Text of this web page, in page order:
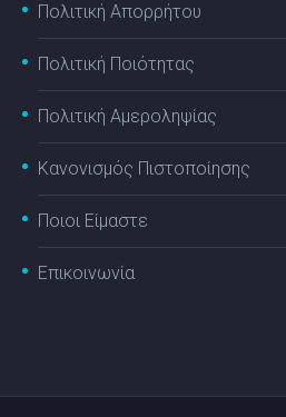
Πολιτική Απορρήτου
Πολιτική Ποιότητας
Πολιτική Αμεροληψίας
Κανονισμός Πιστοποίησης
Ποιοι Είμαστε
Επικοινωνία